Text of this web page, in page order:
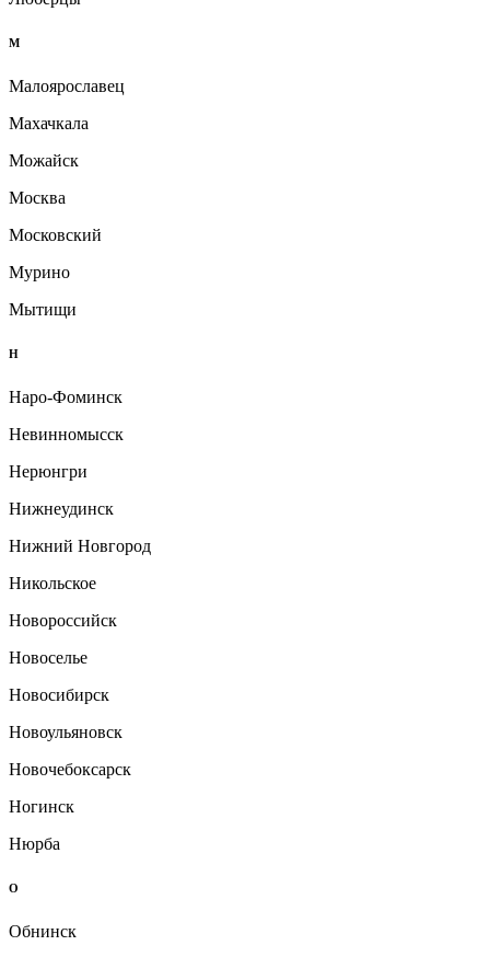
М
Малоярославец
Махачкала
Можайск
Москва
Московский
Мурино
Мытищи
Н
Наро-Фоминск
Невинномысск
Нерюнгри
Нижнеудинск
Нижний Новгород
Никольское
Новороссийск
Новоселье
Новосибирск
Новоульяновск
Новочебоксарск
Ногинск
Нюрба
О
Обнинск